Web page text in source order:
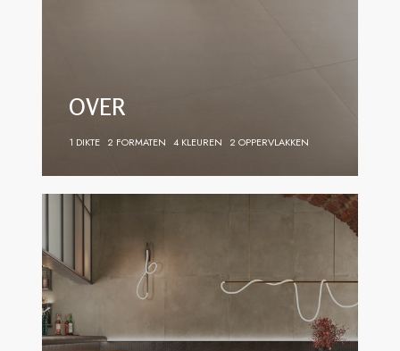
OVER
1 DIKTE 2 FORMATEN 4 KLEUREN 2 OPPERVLAKKEN